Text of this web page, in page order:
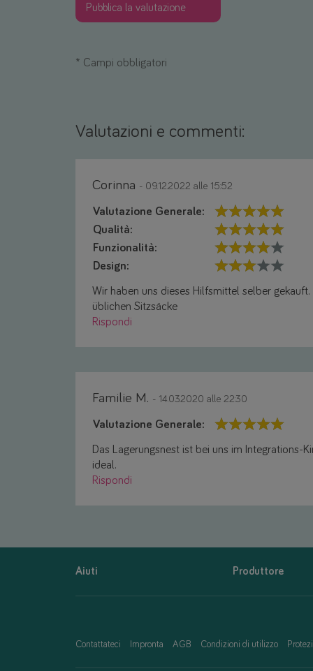
* Campi obbligatori
Valutazioni e commenti:
Corinna - 09.12.2022 alle 15:52
Valutazione Generale:
Qualità:
Funzionalità:
Design:
Wir haben uns dieses Hilfsmittel selber
üblichen Sitzsäcke
Rispondi
Familie M. - 14.03.2020 alle 22:30
Valutazione Generale:
Das Lagerungsnest ist bei uns im Integrations-
ideal.
Rispondi
Aiuti Produttore
Contattateci Impronta AGB Condizioni di utilizzo